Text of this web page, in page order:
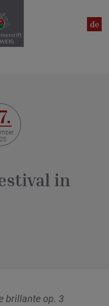
en
de
in
brillante op. 3